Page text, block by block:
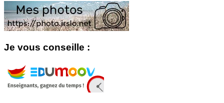
Je vous conseille :